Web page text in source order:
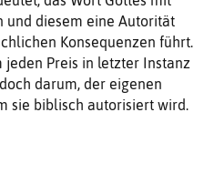
diesem eine Autorität
Konsequenzen führt.
jeden Preis in letzter Instanz
darum, der eigenen
sie biblisch autorisiert wird.